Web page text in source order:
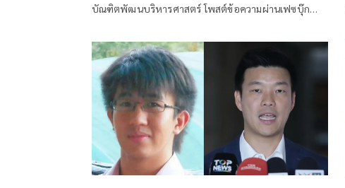
บัณฑิตพัฒนบริหารศาสตร์ โพสต์ข้อความผ่านเฟซบุ๊ก